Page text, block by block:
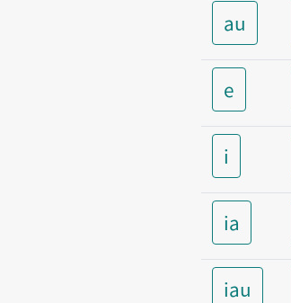
au
e
i
ia
iau